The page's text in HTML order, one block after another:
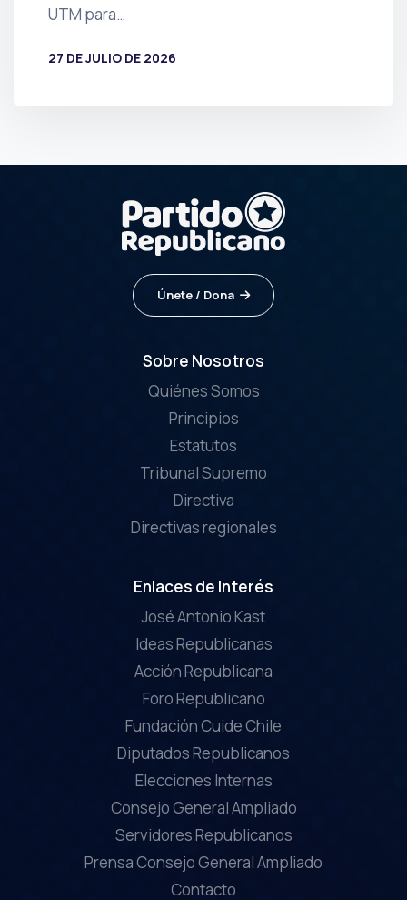
UTM para…
27 DE JULIO DE 2026
Únete / Dona
Sobre Nosotros
Quiénes Somos
Principios
Estatutos
Tribunal Supremo
Directiva
Directivas regionales
Enlaces de Interés
José Antonio Kast
Ideas Republicanas
Acción Republicana
Foro Republicano
Fundación Cuide Chile
Diputados Republicanos
Elecciones Internas
Consejo General Ampliado
Servidores Republicanos
Prensa Consejo General Ampliado
Contacto